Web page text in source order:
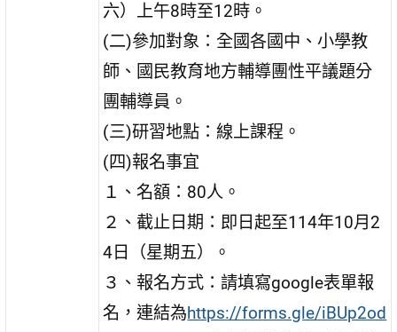
六）上午8時至12時。
(二)參加對象：全國各國中、小學教
師、國民教育地方輔導團性平議題分
團輔導員。
(三)研習地點：線上課程。
(四)報名事宜
１、名額：80人。
２、截止日期：即日起至114年10月2
4日（星期五）。
３、報名方式：請填寫google表單報
名，連結為https://forms.gle/iBUp2od